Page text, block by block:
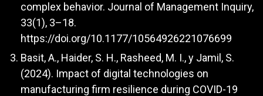
complex behavior. Journal of Management Inquiry,
33(1), 3–18.
https://doi.org/10.1177/10564926221076699
Basit, A., Haider, S. H., Rasheed, M. I., y Jamil, S.
(2024). Impact of digital technologies on
manufacturing firm resilience during COVID-19